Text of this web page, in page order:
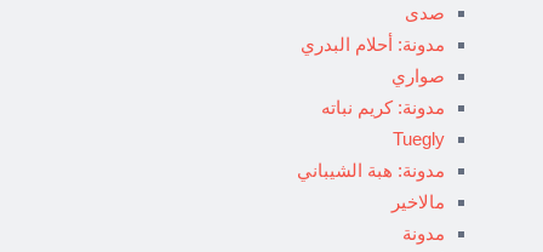
صدى
مدونة: أحلام البدري
صواري
مدونة: كريم نباته
Tuegly
مدونة: هبة الشيباني
مالاخير
مدونة